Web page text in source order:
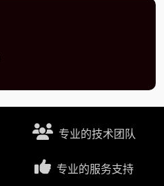
专业的技术团队
专业的服务支持